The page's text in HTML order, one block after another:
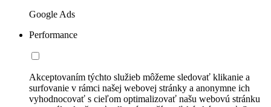
Google Ads
Performance
Akceptovaním týchto služieb môžeme sledovať klikanie a
surfovanie v rámci našej webovej stránky a anonymne ich
vyhodnocovať s cieľom optimalizovať našu webovú stránku